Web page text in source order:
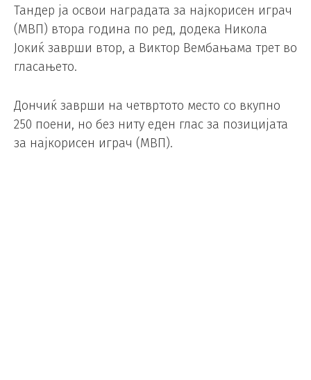
Тандер ја освои наградата за најкорисен играч
(MВП) втора година по ред, додека Никола
Јокиќ заврши втор, а Виктор Вембањама трет во
гласањето.
Дончиќ заврши на четвртото место со вкупно
250 поени, но без ниту еден глас за позицијата
за најкорисен играч (MВП).